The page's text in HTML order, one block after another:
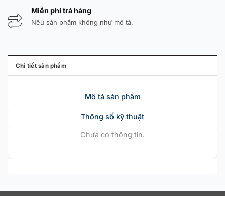
Miễn phí trả hàng
Nếu sản phẩm không như mô tả.
Chi tiết sản phẩm
Mô tả sản phẩm
Thông số kỹ thuật
Chưa có thông tin.